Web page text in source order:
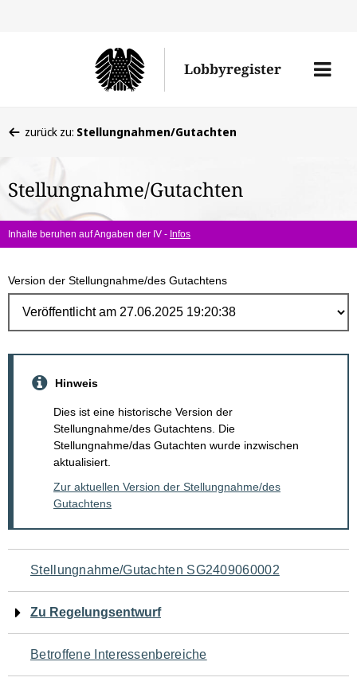
Lobbyregister
Menü
befinden
hier:
zurück zu: Stellungnahmen/Gutachten
Stellungnahme/Gutachten
Inhalte beruhen auf Angaben der IV - Infos
Version der Stellungnahme/des Gutachtens
Hinweis
Dies ist eine historische Version der
Stellungnahme/des Gutachtens. Die
Stellungnahme/das Gutachten wurde inzwischen
aktualisiert.
Zur aktuellen Version der Stellungnahme/des
Gutachtens
Navigation
für
den
Seiteninhalt
Stellungnahme/Gutachten SG2409060002
Zu Regelungsentwurf
Betroffene Interessenbereiche